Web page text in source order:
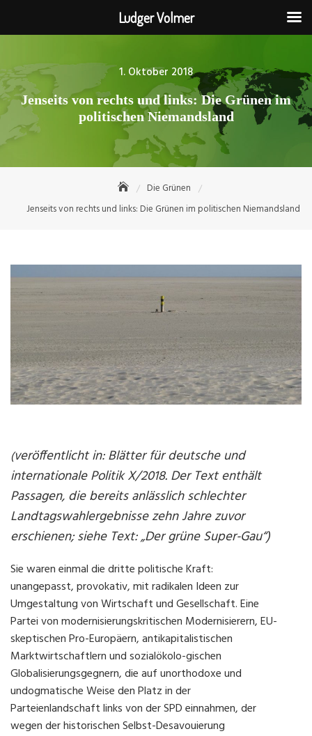
content
Posted
on
1. Oktober 2018
Jenseits von rechts und links: Die Grünen im
politischen Niemandsland
Die Grünen
Jenseits von rechts und links: Die Grünen im politischen Niemandsland
(veröffentlicht in: Blätter für deutsche und
internationale Politik X/2018. Der Text enthält
Passagen, die bereits anlässlich schlechter
Landtagswahlergebnisse zehn Jahre zuvor
erschienen; siehe Text: „Der grüne Super-Gau“)
Sie waren einmal die dritte politische Kraft:
unangepasst, provokativ, mit radikalen Ideen zur
Umgestaltung von Wirtschaft und Gesellschaft. Eine
Partei von modernisierungskritischen Modernisierern, EU-
skeptischen Pro-Europäern, antikapitalistischen
Marktwirtschaftlern und sozialökolo-gischen
Globalisierungsgegnern, die auf unorthodoxe und
undogmatische Weise den Platz in der
Parteienlandschaft links von der SPD einnahmen, der
wegen der historischen Selbst-Desavouierung
Ludger Volmer